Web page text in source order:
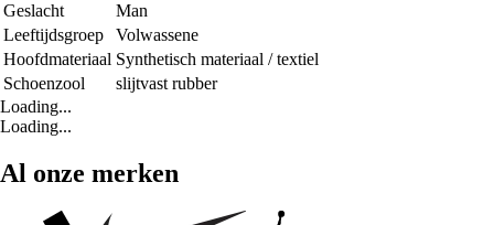
Geslacht
Man
Leeftijdsgroep
Volwassene
Hoofdmateriaal Synthetisch materiaal / textiel
Schoenzool
slijtvast rubber
Loading...
Loading...
Al onze merken